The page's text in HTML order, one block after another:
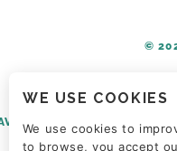
©
LEGAL POLÍTICA DE
WE USE COOKIES
We use cookies to
to browse, you accept